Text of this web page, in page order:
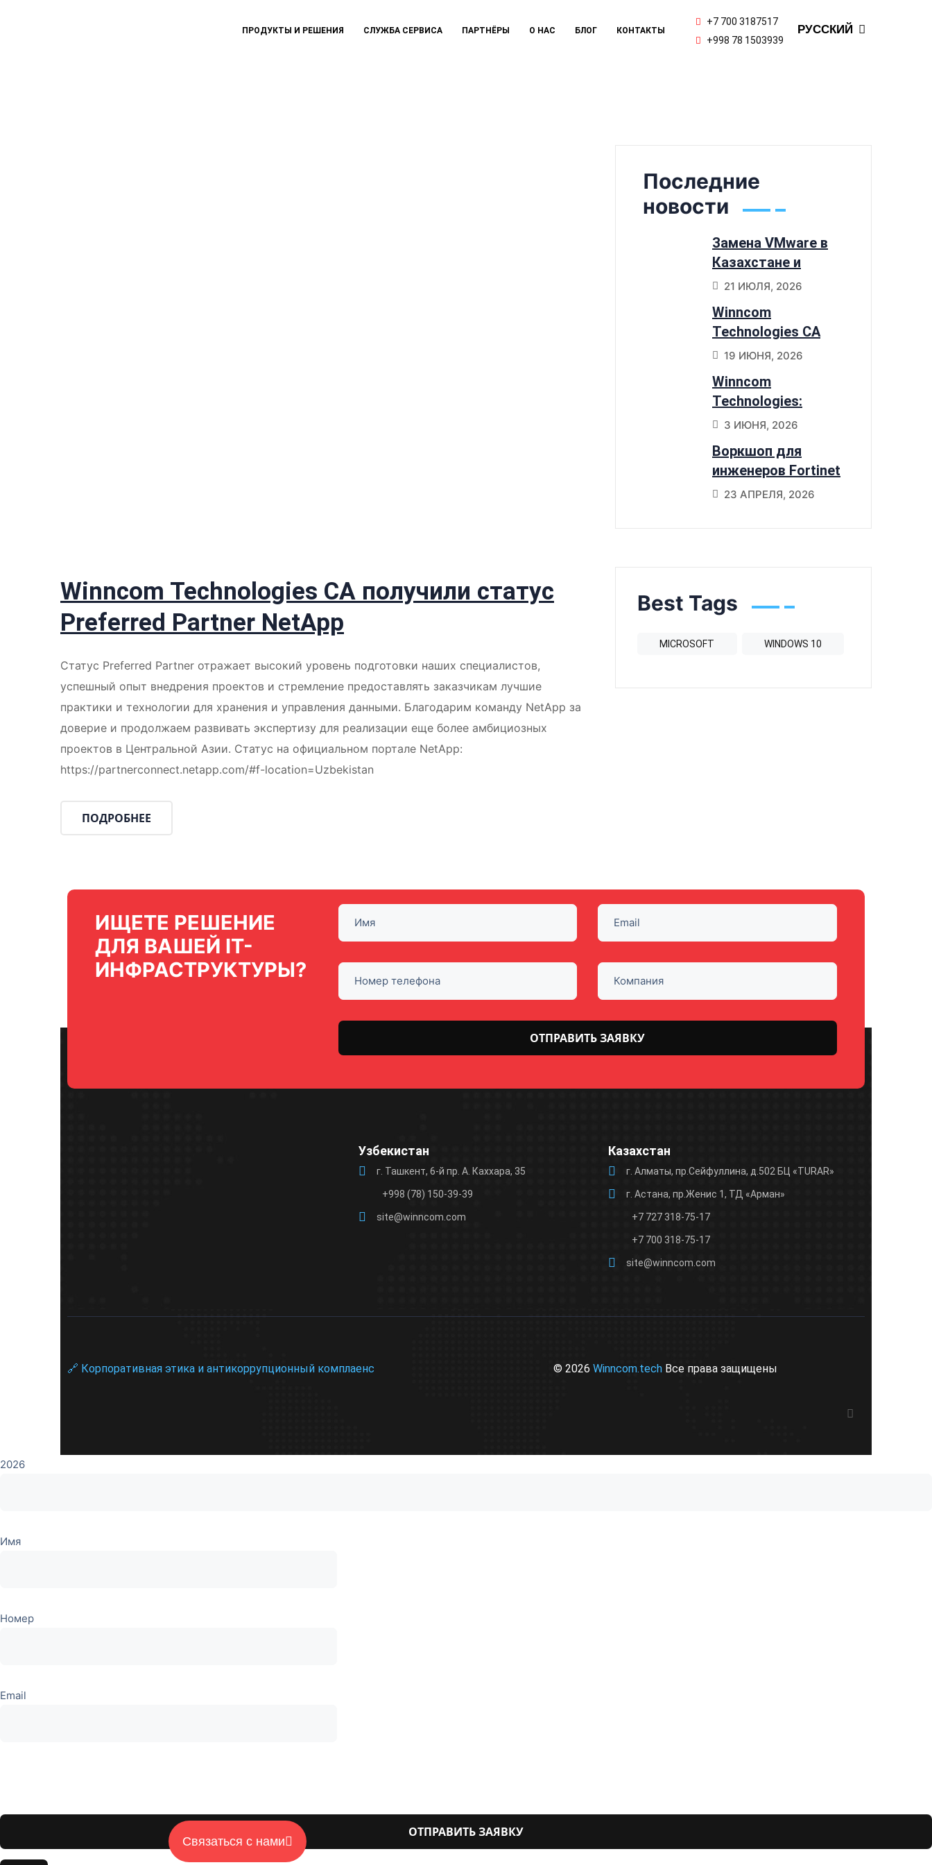
ПРОДУКТЫ И РЕШЕНИЯ СЛУЖБА СЕРВИСА ПАРТНЁРЫ О НАС БЛОГ КОНТАКТЫ
+7 700 3187517
+998 78 1503939
РУССКИЙ
ҚАЗАҚ ТІЛІ
Winncom Technologies CA получили статус
Preferred Partner NetApp
Статус Preferred Partner отражает высокий уровень подготовки наших специалистов,
успешный опыт внедрения проектов и стремление предоставлять заказчикам лучшие
практики и технологии для хранения и управления данными. Благодарим команду NetApp за
доверие и продолжаем развивать экспертизу для реализации еще более амбициозных
проектов в Центральной Азии. Статус на официальном портале NetApp:
https://partnerconnect.netapp.com/#f-location=Uzbekistan
ПОДРОБНЕЕ
Последние
новости
Замена VMware в
Казахстане и
Узбекистане:
переходят на
Sangfor HCI
21 ИЮЛЯ, 2026
Winncom
Technologies CA
получили статус
NetApp
19 ИЮНЯ, 2026
Winncom
Technologies:
признанный
портфолио
3 ИЮНЯ, 2026
Воркшоп для
инженеров Fortinet
SD-Branch в Астане
23 АПРЕЛЯ, 2026
Best Tags
MICROSOFT WINDOWS 10
ИЩЕТЕ РЕШЕНИЕ
ДЛЯ ВАШЕЙ IT-
ИНФРАСТРУКТУРЫ?
Узбекистан
г. Ташкент, 6-й пр. А. Каххара, 35
+998 (78) 150-39-39
site@winncom.com
Казахстан
г. Алматы, пр.Сейфуллина, д.502 БЦ «TURAR»
г. Астана, пр.Женис 1, ТД «Арман»
+7 727 318-75-17
+7 700 318-75-17
site@winncom.com
🔗 Корпоративная этика и антикоррупционный комплаенс © 2026 Winncom.tech Все права защищены
2026
Имя
Номер
Email
пустым.
Связаться с нами